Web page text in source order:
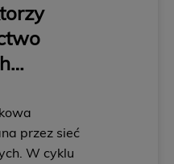
przez sieć
W cyklu